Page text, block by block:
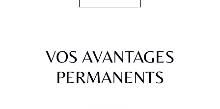
VOS AVANTAGES
PERMANENTS